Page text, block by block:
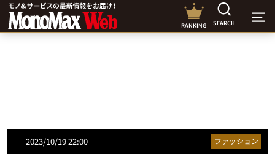
RANKING SEARCH
2023/10/19 22:00 ファッション